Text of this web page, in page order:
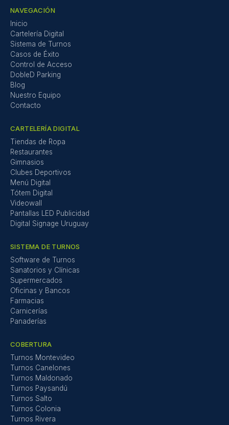
NAVEGACIÓN
Inicio
Cartelería Digital
Sistema de Turnos
Casos de Éxito
Control de Acceso
DobleD Parking
Blog
Nuestro Equipo
Contacto
CARTELERÍA DIGITAL
Tiendas de Ropa
Restaurantes
Gimnasios
Clubes Deportivos
Menú Digital
Tótem Digital
Videowall
Pantallas LED Publicidad
Digital Signage Uruguay
SISTEMA DE TURNOS
Software de Turnos
Sanatorios y Clínicas
Supermercados
Oficinas y Bancos
Farmacias
Carnicerías
Panaderías
COBERTURA
Turnos Montevideo
Turnos Canelones
Turnos Maldonado
Turnos Paysandú
Turnos Salto
Turnos Colonia
Turnos Rivera